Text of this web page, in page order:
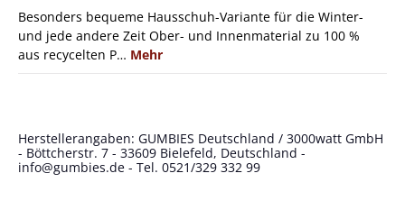
Besonders bequeme Hausschuh-Variante für die Winter-
und jede andere Zeit Ober- und Innenmaterial zu 100 %
aus recycelten P… Mehr
Herstellerangaben: GUMBIES Deutschland / 3000watt GmbH
- Böttcherstr. 7 - 33609 Bielefeld, Deutschland -
info@gumbies.de - Tel. 0521/329 332 99